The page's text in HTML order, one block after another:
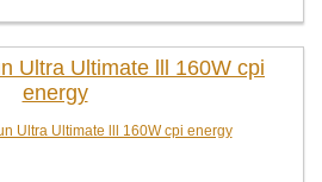
Ultra Ultimate lll 160W cpi
energy